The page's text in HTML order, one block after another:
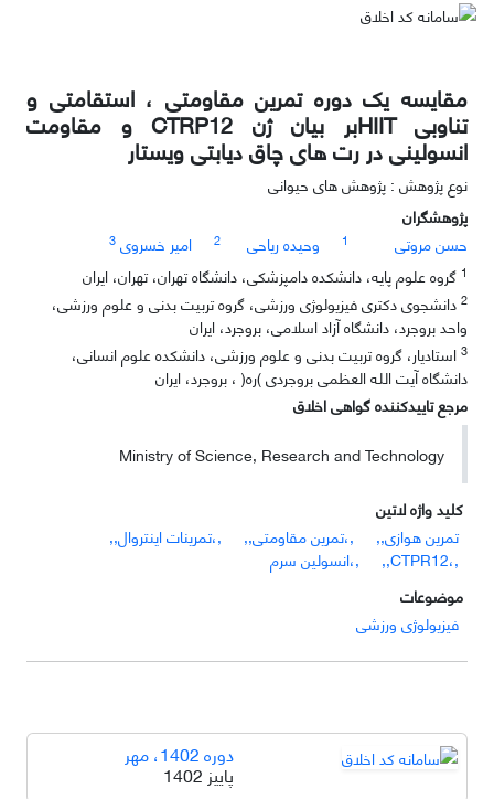
مقایسه یک دوره تمرین مقاومتی ، استقامتی و
تناوبی HIITبر بیان ژن CTRP12 و مقاومت
انسولینی در رت های چاق دیابتی ویستار
نوع پژوهش : پژوهش های حیوانی
پژوهشگران
حسن مروتی
1 وحیده ریاحی 2 امیر خسروی 3
1 گروه علوم پایه، دانشکده دامپزشکی، دانشگاه تهران، تهران، ایران
2 دانشجوی دکتری فیزیولوژی ورزشی، گروه تربیت بدنی و علوم ورزشی،
واحد بروجرد، دانشگاه آزاد اسلامی، بروجرد، ایران
3 استادیار، گروه تربیت بدنی و علوم ورزشی، دانشکده علوم انسانی،
دانشگاه آیت الله العظمی بروجردی )ره( ، بروجرد، ایران
مرجع تاییدکننده گواهی اخلاق
Ministry of Science, Research and Technology
کلید واژه لاتین
تمرین هوازی,,
,،تمرین مقاومتی,,
,،تمرینات اینتروال,,
,،CTPR12,,
,،انسولین سرم
موضوعات
فیزیولوژی ورزشی
دوره 1402، مهر
پاییز 1402